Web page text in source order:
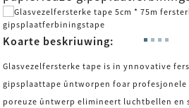
Koarte beskriuwing:
Glasvezelfersterke tape is in ynnovative
gipsplaattape ûntworpen foar profesjonele
poreuze ûntwerp elimineert luchtbellen